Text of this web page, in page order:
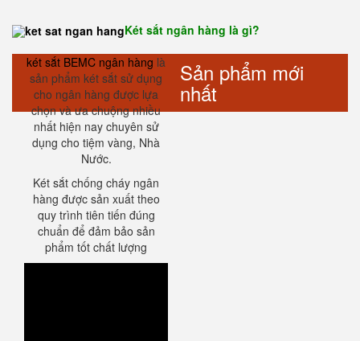
Két sắt ngân hàng là gì?
két sắt BEMC ngân hàng là
sản phẩm két sắt sử dụng
cho ngân hàng được lựa
chọn và ưa chuộng nhiều
nhất hiện nay chuyên sử
dụng cho tiệm vàng, Nhà
Nước.
Két sắt chống cháy ngân
hàng được sản xuất theo
quy trình tiên tiến đúng
chuẩn để đảm bảo sản
phẩm tốt chất lượng
Sản phẩm mới
nhất